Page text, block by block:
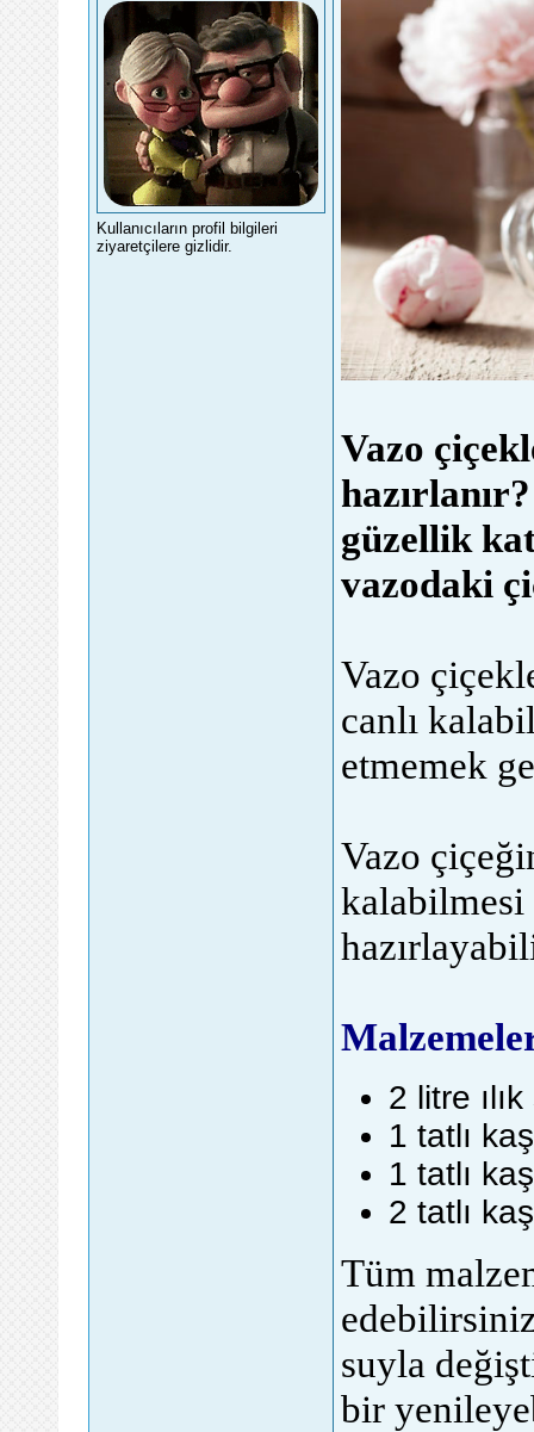
Kullanıcıların profil bilgileri
ziyaretçilere gizlidir.
Vazo
güzellik
vazodaki
Vazo
canlı
etmemek
Vazo
2 litre
1 tatlı
1 tatlı
2 tatlı
Tüm
suyla
bir